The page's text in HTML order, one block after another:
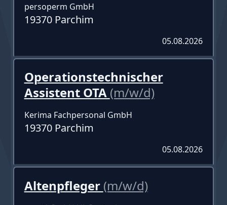
persoperm GmbH
19370 Parchim
05.08.2026
Operationstechnischer
Assistent OTA (m/w/d)
Kerima Fachpersonal GmbH
19370 Parchim
05.08.2026
Altenpfleger (m/w/d)